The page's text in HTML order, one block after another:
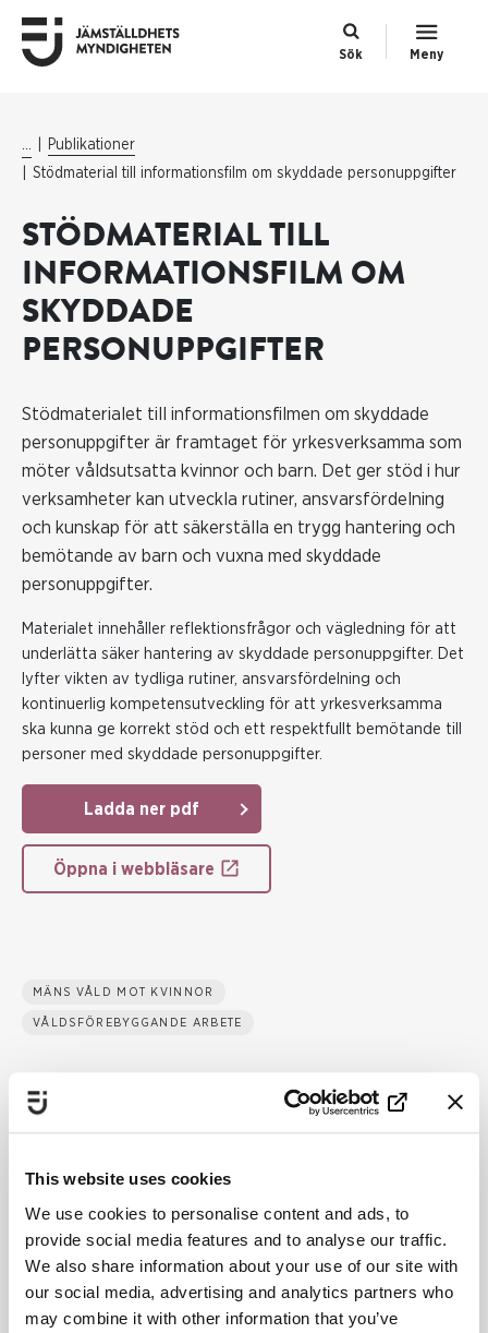
This website uses cookies
We use cookies to personalise content and ads, to
provide social media features and to analyse our traffic.
We also share information about your use of our site with
our social media, advertising and analytics partners who
may combine it with other information that you’ve
Sök Meny
...
Publikationer
Stödmaterial till informationsfilm om skyddade personuppgifter
STÖDMATERIAL TILL
INFORMATIONSFILM OM
SKYDDADE
PERSONUPPGIFTER
Stödmaterialet till informationsfilmen om skyddade
personuppgifter är framtaget för yrkesverksamma som
möter våldsutsatta kvinnor och barn. Det ger stöd i hur
verksamheter kan utveckla rutiner, ansvarsfördelning
och kunskap för att säkerställa en trygg hantering och
bemötande av barn och vuxna med skyddade
personuppgifter.
Materialet innehåller reflektionsfrågor och vägledning för att
underlätta säker hantering av skyddade personuppgifter. Det
lyfter vikten av tydliga rutiner, ansvarsfördelning och
kontinuerlig kompetensutveckling för att yrkesverksamma
ska kunna ge korrekt stöd och ett respektfullt bemötande till
personer med skyddade personuppgifter.
Ladda ner pdf
Öppna i webbläsare
MÄNS VÅLD MOT KVINNOR
VÅLDSFÖREBYGGANDE ARBETE
Publiceringsdatum:
Dela
Skriv ut